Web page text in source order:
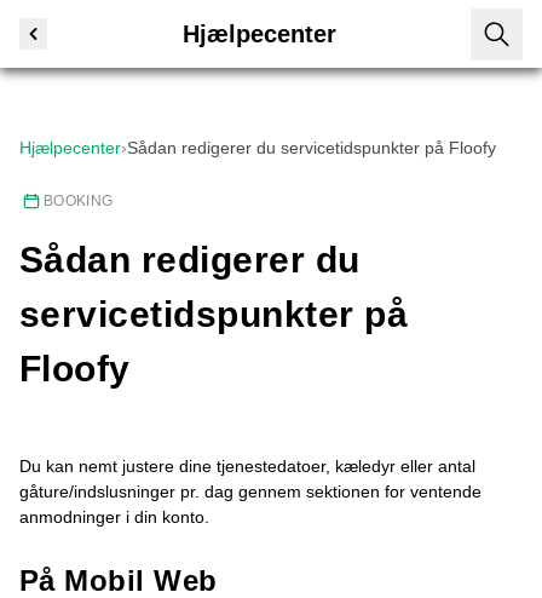
Hjælpecenter
Hjælpecenter›Sådan redigerer du servicetidspunkter på Floofy
BOOKING
Sådan redigerer du
servicetidspunkter på
Floofy
Du kan nemt justere dine tjenestedatoer, kæledyr eller antal
gåture/indslusninger pr. dag gennem sektionen for ventende
anmodninger i din konto.
På Mobil Web